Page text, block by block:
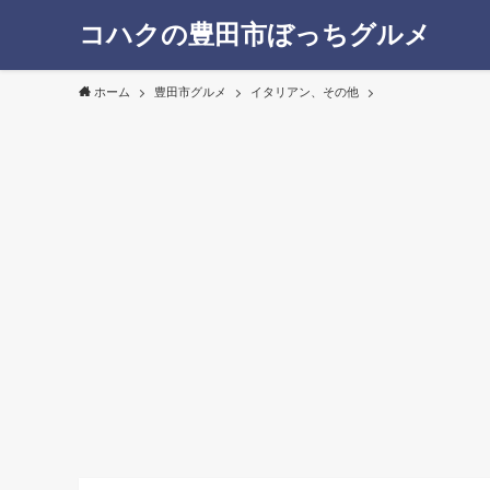
コハクの豊田市ぼっちグルメ
ホーム 豊田市グルメ イタリアン、その他